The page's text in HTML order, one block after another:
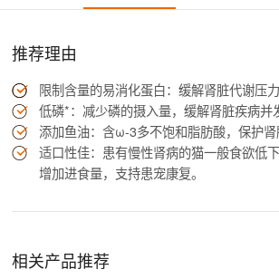
推荐理由
限制含量的易消化蛋白：缓解肾脏代谢压力
低磷*：减少磷的摄入量，缓解肾脏疾病并
添加鱼油：含ω-3多不饱和脂肪酸，保护肾
适口性佳：患有慢性肾病的猫一般食欲低
增加进食量，支持患宠康复。
相关产品推荐